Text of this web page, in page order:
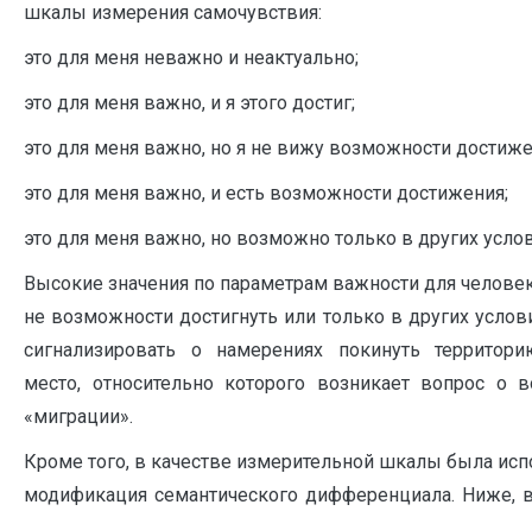
шкалы измерения самочувствия:
это для меня неважно и неактуально;
это для меня важно, и я этого достиг;
это для меня важно, но я не вижу возможности
это для меня важно, и есть возможности достижения;
это для меня важно, но возможно только в других
Высокие значения по параметрам важности для
не возможности достигнуть или только в других
сигнализировать о намерениях покинуть
место, относительно которого возникает вопрос о
«миграции».
Кроме того, в качестве измерительной шкалы была
модификация семантического дифференциала. Ниже,